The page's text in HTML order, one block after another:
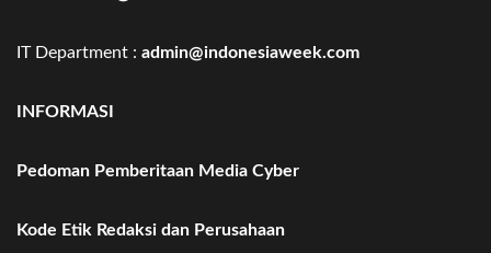
IT Department : admin@indonesiaweek.com
INFORMASI
Pedoman Pemberitaan Media Cyber
Kode Etik Redaksi dan Perusahaan